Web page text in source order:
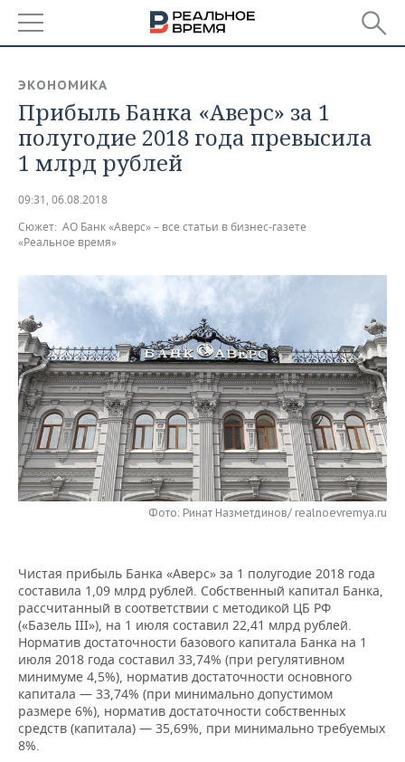
БАШКОРТОСТАН
ТАТАРСТАН
НОВОСТИ
АНАЛИТИКА
ДЕКЛАРАЦИИ О ДОХОДАХ
КОРОЛИ ГОСЗАКАЗА ПФО
ВУЗЫ ТАТАРСТАНА
КОМУ ПРИНАДЛЕЖАТ
ТОРГОВЫЕ ЦЕНТРЫ
ТАТАРСТАНА
НОВОСТИ ЭКОНОМИКИ
ФИНАНСЫ
БАНКИ
БЮДЖЕТ
ИНВЕСТИЦИИ
ПРОМЫШЛЕННОСТЬ
НОВОСТИ
ПРОМЫШЛЕННОСТИ
АГРОПРОМ
МАШИНОСТРОЕНИЕ
НЕФТЕХИМИЯ
НЕФТЬ
ОПК
НЕДВИЖИМОСТЬ
НОВОСТИ НЕДВИЖИМОСТИ
АВТО
НОВОСТИ АВТО
БИЗНЕС
НОВОСТИ БИЗНЕСА
РОЗНИЧНАЯ ТОРГОВЛЯ
ТРАНСПОРТ
ТЕХНОЛОГИИ
НОВОСТИ ТЕХНОЛОГИЙ
IT
ТЕЛЕКОММУНИКАЦИИ
МЕРОПРИЯТИЯ
НОВОСТИ МЕРОПРИЯТИЙ
ВЫЕЗДНАЯ РЕДАКЦИЯ
БИЗНЕС-БРАНЧИ
ONLINE-КОНФЕРЕНЦИИ
ОТКРЫТАЯ ЛЕКЦИЯ
СПОРТ
НОВОСТИ СПОРТА
ХОККЕЙ
БАСКЕТБОЛ
ВОЛЕЙБОЛ
КИБЕРСПОРТ
НОВОСТИ ОБЩЕСТВА
ВЛАСТЬ
ИНФРАСТРУКТУРА
ИСТОРИЯ
КУЛЬТУРА
ФОТОГАЛЕРЕЯ
СЮЖЕТЫ
СПРАВОЧНИК
СПИСОК ПЕРСОН
СПИСОК КОМПАНИЙ
ПОЛНАЯ ВЕРСИЯ
ЭКОНОМИКА
Прибыль Банка «Аверс» за 1
полугодие 2018 года превысила
1 млрд рублей
09:31, 06.08.2018
Сюжет: АО Банк «Аверс» – все статьи в бизнес-газете
«Реальное время»
Фото: Ринат Назметдинов/ realnoevremya.ru
Чистая прибыль Банка «Аверс» за 1 полугодие 2018 года
составила 1,09 млрд рублей. Собственный капитал Банка,
рассчитанный в соответствии с методикой ЦБ РФ
(«Базель III»), на 1 июля составил 22,41 млрд рублей.
Норматив достаточности базового капитала Банка на 1
июля 2018 года составил 33,74% (при регулятивном
минимуме 4,5%), норматив достаточности основного
капитала — 33,74% (при минимально допустимом
размере 6%), норматив достаточности собственных
средств (капитала) — 35,69%, при минимально требуемых
8%.